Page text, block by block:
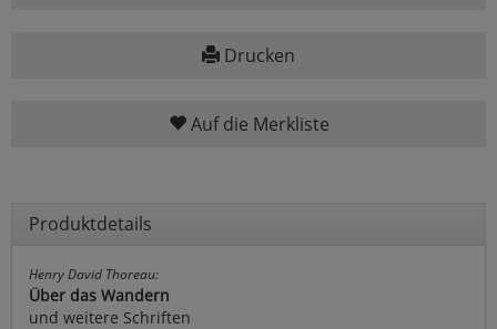
Drucken
Auf die Merkliste
Produktdetails
Henry David Thoreau:
Über das Wandern
und weitere Schriften